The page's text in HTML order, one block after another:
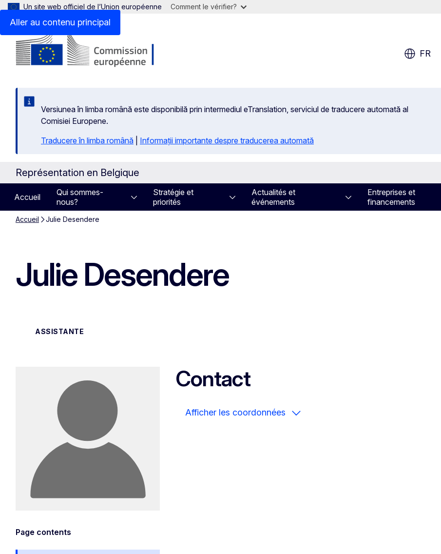
Aller au contenu principal
Un site web officiel de l’Union européenne Comment le vérifier?
FR
Versiunea în limba română este disponibilă prin intermediul eTranslation, serviciul de traducere automată al
Comisiei Europene.
Traducere în limba română
Informații importante despre traducerea automată
Représentation en Belgique
Accueil
Qui sommes-
nous?
Stratégie et
priorités
Actualités et
événements
Entreprises et
financements
Accueil Julie Desendere
Julie Desendere
ASSISTANTE
Page contents
Contact
Afficher les coordonnées